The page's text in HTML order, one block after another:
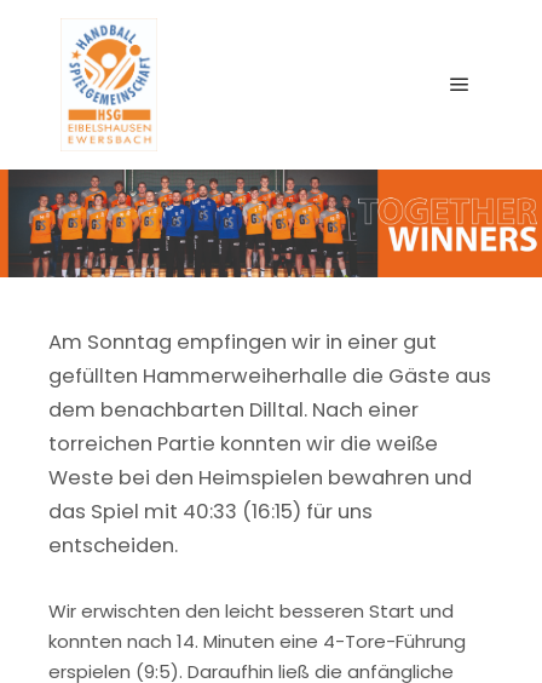
Am Sonntag empfingen wir in einer gut
gefüllten Hammerweiherhalle die Gäste aus
dem benachbarten Dilltal. Nach einer
torreichen Partie konnten wir die weiße
Weste bei den Heimspielen bewahren und
das Spiel mit 40:33 (16:15) für uns
entscheiden.
Wir erwischten den leicht besseren Start und
konnten nach 14. Minuten eine 4-Tore-Führung
erspielen (9:5). Daraufhin ließ die anfängliche